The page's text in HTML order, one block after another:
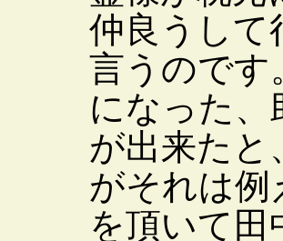
仲良うして
言うのです
になった
が出来たと
がそれは例
を頂いて